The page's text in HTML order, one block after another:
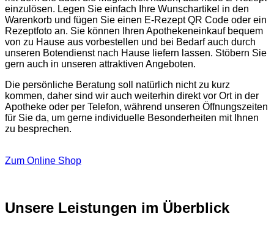
einzulösen. Legen Sie einfach Ihre Wunschartikel in den
Warenkorb und fügen Sie einen E-Rezept QR Code oder ein
Rezeptfoto an. Sie können Ihren Apothekeneinkauf bequem
von zu Hause aus vorbestellen und bei Bedarf auch durch
unseren Botendienst nach Hause liefern lassen. Stöbern Sie
gern auch in unseren attraktiven Angeboten.
Die persönliche Beratung soll natürlich nicht zu kurz
kommen, daher sind wir auch weiterhin direkt vor Ort in der
Apotheke oder per Telefon, während unseren Öffnungszeiten
für Sie da, um gerne individuelle Besonderheiten mit Ihnen
zu besprechen.
Zum Online Shop
Unsere Leistungen im Überblick